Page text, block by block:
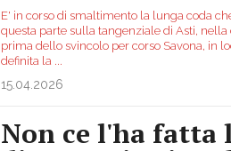
E' in corso di smaltimento la lunga coda
questa parte sulla tangenziale di Asti,
prima dello svincolo per corso Savona, in
definita la
15.04.2026
Non ce l'ha fatta